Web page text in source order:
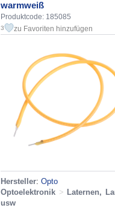
warmweiß
Produktcode: 185085
3 zu Favoriten hinzufügen
Hersteller: Opto
Optoelektronik > Laternen,
usw